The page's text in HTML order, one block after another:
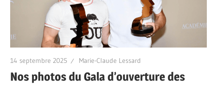
14 septembre 2025 Marie-Claude Lessard
Nos photos du Gala d’ouverture des